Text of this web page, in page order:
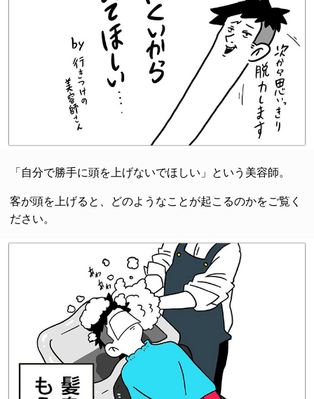
「自分で勝手に頭を上げないでほしい」という美容師。
客が頭を上げると、どのようなことが起こるのかをご覧く
ださい。